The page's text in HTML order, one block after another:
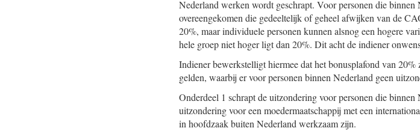
Nederland werken wordt geschrapt. Voor personen die
overeengekomen die gedeeltelijk of geheel afwijken van de
20%, maar individuele personen kunnen alsnog een hogere
hele groep niet hoger ligt dan 20%. Dit acht de indiener
Indiener bewerkstelligt hiermee dat het bonusplafond van
gelden, waarbij er voor personen binnen Nederland geen
Onderdeel 1 schrapt de uitzondering voor personen die
uitzondering voor een moedermaatschappij met een
in hoofdzaak buiten Nederland werkzaam zijn.